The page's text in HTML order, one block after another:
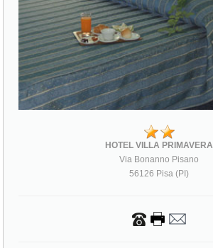
HOTEL VILLA PRIMAVERA
Via Bonanno Pisano
56126 Pisa (PI)